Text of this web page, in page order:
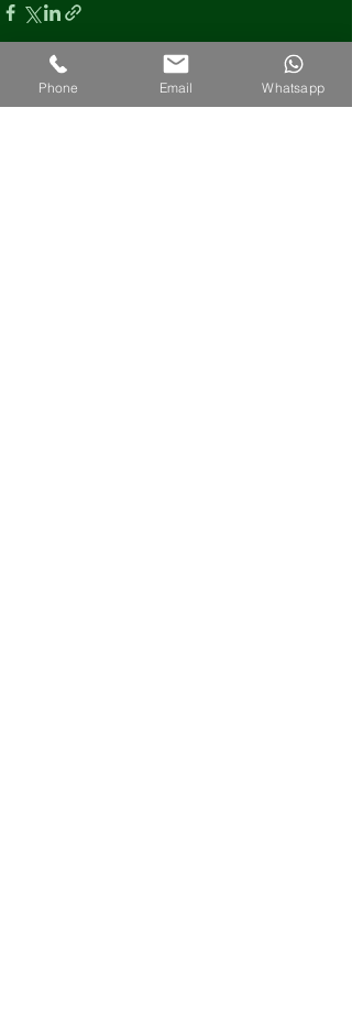
Phone Email Whatsapp